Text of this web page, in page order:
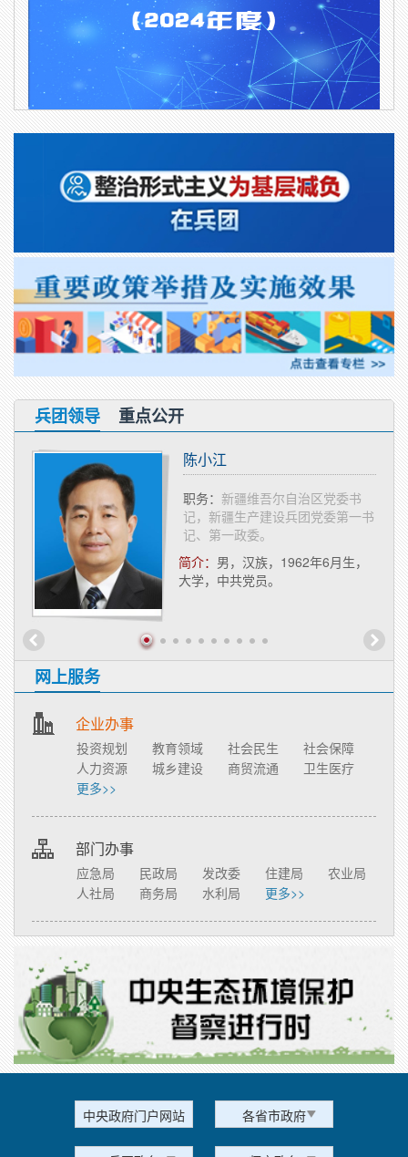
兵团领导 重点公开
第
主
，
陈小江
职务： 新疆维吾尔自治区党委书
记，新疆生产建设兵团党委第一书
记、第一政委。
简介： ​男，汉族，1962年6月生，
大学，中共党员。
网上服务
企业办事
投资规划 教育领域 社会民生
社会保障
人力资源
城乡建设 商贸流通
卫生医疗
更多>>
部门办事
应急局 民政局 发改委 住建局
农业局
人社局
商务局 水利局 更多>>
中央政府门户网站 各省市政府